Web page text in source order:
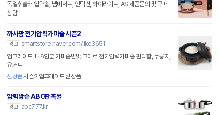
독일휘슬러 압력솥, 냄비세트, 인덕션, 하이라이트, AS 제품문의 및 구매
상담
까사맘 전기압력가마솥 시즌2
광고 smartstore.naver.com/like3651
업그레이드 1~6인분 가마솥밥맛 그대로 전기압력가마솥 편리함, 누룽지,
요거트
신상품시즌2 업그레이드 신상품
압력밥솥 ABC판촉물
광고
abc777.kr